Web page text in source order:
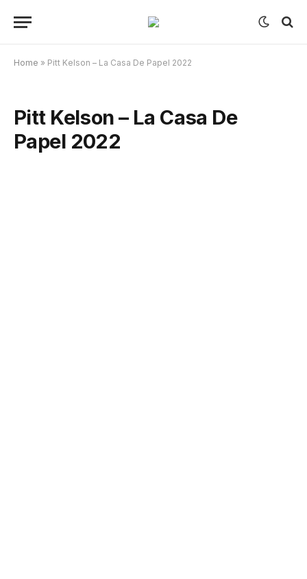
Home » Pitt Kelson – La Casa De Papel 2022
Pitt Kelson – La Casa De
Papel 2022